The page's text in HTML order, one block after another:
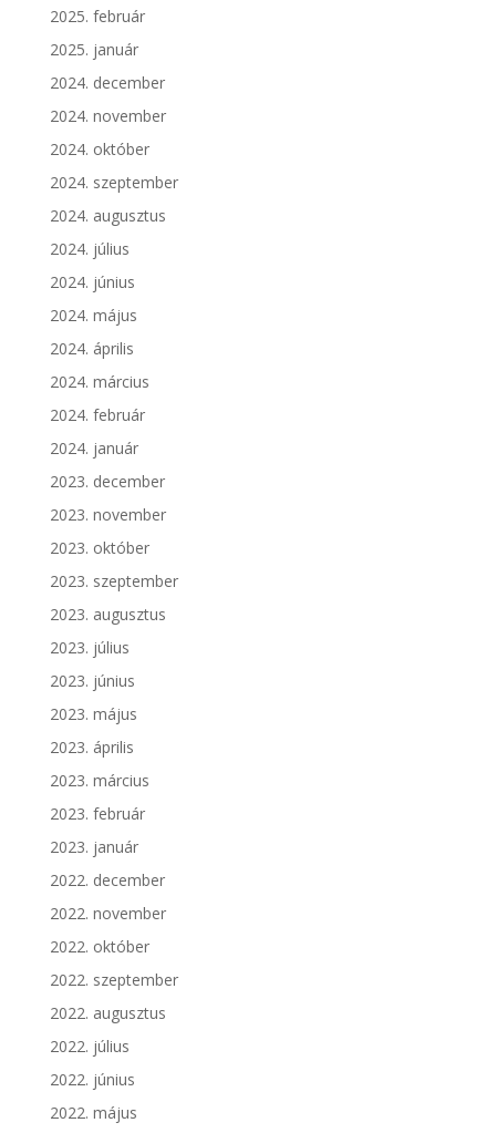
2025. február
2025. január
2024. december
2024. november
2024. október
2024. szeptember
2024. augusztus
2024. július
2024. június
2024. május
2024. április
2024. március
2024. február
2024. január
2023. december
2023. november
2023. október
2023. szeptember
2023. augusztus
2023. július
2023. június
2023. május
2023. április
2023. március
2023. február
2023. január
2022. december
2022. november
2022. október
2022. szeptember
2022. augusztus
2022. július
2022. június
2022. május